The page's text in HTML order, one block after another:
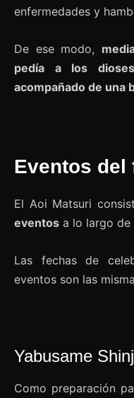
enfermedades y
De ese modo,
pedía a los
acompañado de una
Eventos del
El Aoi Matsuri
eventos a lo largo de
Las fechas de
eventos son las
Yabusame
Como preparación